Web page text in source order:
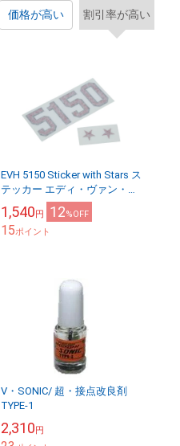
価格が高い 割引率が高い
EVH 5150 Sticker with Stars ス
テッカー エディ・ヴァン・ヘ
1,540円 12%OFF
15ポイント
V・SONIC/ 超・接点改良剤
TYPE-1
2,310円